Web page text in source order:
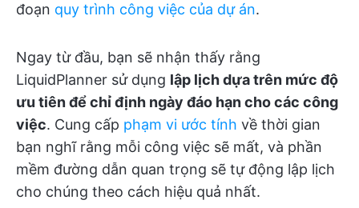
đoạn quy trình công việc của dự án.
Ngay từ đầu, bạn sẽ nhận thấy rằng
LiquidPlanner sử dụng lập lịch dựa trên mức độ
ưu tiên để chỉ định ngày đáo hạn cho các công
việc. Cung cấp phạm vi ước tính về thời gian
bạn nghĩ rằng mỗi công việc sẽ mất, và phần
mềm đường dẫn quan trọng sẽ tự động lập lịch
cho chúng theo cách hiệu quả nhất.